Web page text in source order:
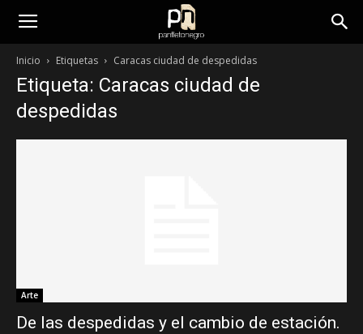
panfletonegro
Inicio Etiquetas Caracas ciudad de despedidas
Etiqueta: Caracas ciudad de
despedidas
Arte
De las despedidas y el cambio de estación.